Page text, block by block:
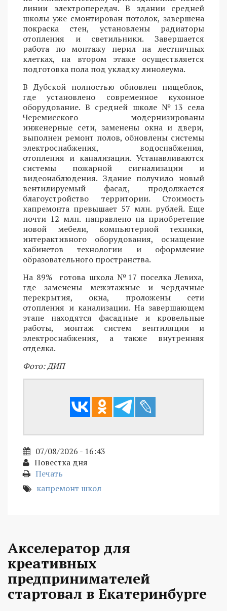
линии электропередач. В здании средней
школы уже смонтирован потолок, завершена
покраска стен, установлены радиаторы
отопления и светильники. Завершается
работа по монтажу перил на лестничных
клетках, на втором этаже осуществляется
подготовка пола под укладку линолеума.
В Дубской полностью обновлен пищеблок,
где установлено современное кухонное
оборудование. В средней школе №13 села
Черемисского модернизированы
инженерные сети, заменены окна и двери,
выполнен ремонт полов, обновлены системы
электроснабжения, водоснабжения,
отопления и канализации. Устанавливаются
системы пожарной сигнализации и
видеонаблюдения. Здание получило новый
вентилируемый фасад, продолжается
благоустройство территории. Стоимость
капремонта превышает 57 млн. рублей. Еще
почти 12 млн. направлено на приобретение
новой мебели, компьютерной техники,
интерактивного оборудования, оснащение
кабинетов технологии и оформление
образовательного пространства.
На 89% готова школа №17 поселка Левиха,
где заменены межэтажные и чердачные
перекрытия, окна, проложены сети
отопления и канализации. На завершающем
этапе находятся фасадные и кровельные
работы, монтаж систем вентиляции и
электроснабжения, а также внутренняя
отделка.
Фото: ДИП
07/08/2026 - 16:43
Повестка дня
Печать
капремонт школ
Акселератор для
креативных
предпринимателей
стартовал в Екатеринбурге